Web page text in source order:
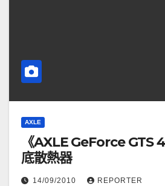
AXLE
《AXLE GeForce GTS
底散熱器
14/09/2010 REPORTER